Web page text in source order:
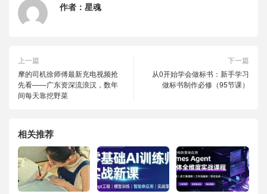
作者： 星魂
上一篇
摩的司机徐师傅最新充电视频抢
先看——广东资深流浪汉，数年
间每天靠挖野菜
下一篇
从0开始学会做标书：新手学习
做标书制作必修（95节课）
相关推荐